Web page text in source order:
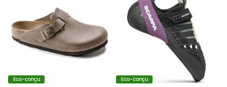
Eco-conçu Eco-conçu